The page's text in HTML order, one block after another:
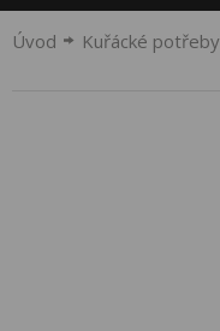
Úvod Kuřácké potřeby